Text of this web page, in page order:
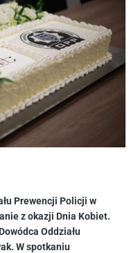
Prewencji Policji w
z okazji Dnia Kobiet.
Oddziału
W spotkaniu